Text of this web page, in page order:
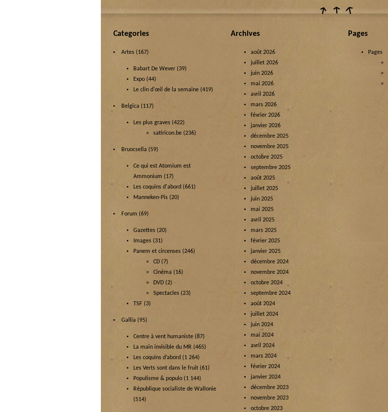
Categories
Artes (167)
Babart De Wever (39)
Expo (44)
Le clin d'œil de la semaine (419)
Belgica (117)
Les plus graves (422)
satiricon.be (236)
Bruocsella (59)
Ce qui est Atomium est
Ammonium (17)
Les coquins d'abord (661)
Manneken-Pis (20)
Forum (69)
Gazettes (20)
Images (31)
Panem et circenses (246)
CD (7)
Cinéma (16)
DVD (2)
Spectacles (23)
TSF (3)
Gallia (95)
Centre à vent humaniste (87)
La main invisible du MR (465)
Les coquins d’abord (1 264)
Les Verts sont dans le fruit (61)
Populisme & populo (1 144)
République socialiste de Wallonie
(514)
Archives
août 2026
juillet 2026
juin 2026
mai 2026
avril 2026
mars 2026
février 2026
janvier 2026
décembre 2025
novembre 2025
octobre 2025
septembre 2025
août 2025
juillet 2025
juin 2025
mai 2025
avril 2025
mars 2025
février 2025
janvier 2025
décembre 2024
novembre 2024
octobre 2024
septembre 2024
août 2024
juillet 2024
juin 2024
mai 2024
avril 2024
mars 2024
février 2024
janvier 2024
décembre 2023
novembre 2023
octobre 2023
Pages
Pages